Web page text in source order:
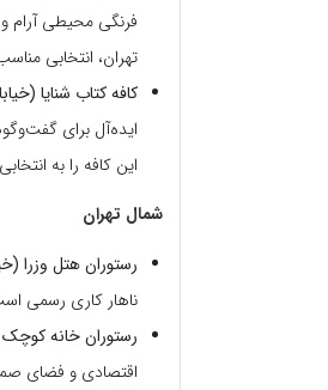
فرنگی محیطی آرام
تهران، انتخابی
کافه کتاب شنایا
ایده‌آل برای
این کافه را به
شمال تهران
رستوران هتل وزرا
ناهار کاری ‌رسمی
رستوران خانه
اقتصادی و فضای